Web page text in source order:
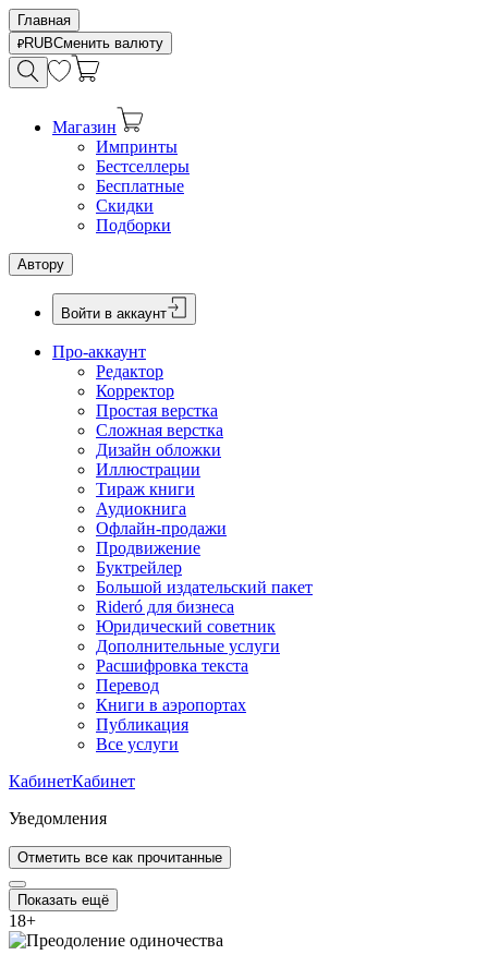
Главная
RUBСменить валюту
Магазин
Импринты
Бестселлеры
Бесплатные
Скидки
Подборки
Автору
Войти в аккаунт
Про-аккаунт
Редактор
Корректор
Простая верстка
Сложная верстка
Дизайн обложки
Иллюстрации
Тираж книги
Аудиокнига
Офлайн-продажи
Продвижение
Буктрейлер
Большой издательский пакет
Rideró для бизнеса
Юридический советник
Дополнительные услуги
Расшифровка текста
Перевод
Книги в аэропортах
Публикация
Все услуги
КабинетКабинет
Уведомления
Отметить все как прочитанные
Показать ещё
18+